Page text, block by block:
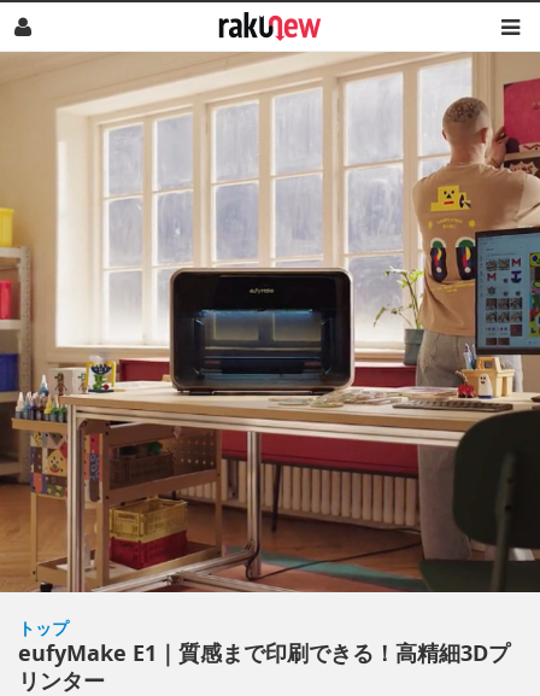
トップ
eufyMake E1｜質感まで印刷できる！高精細3Dプ
リンター